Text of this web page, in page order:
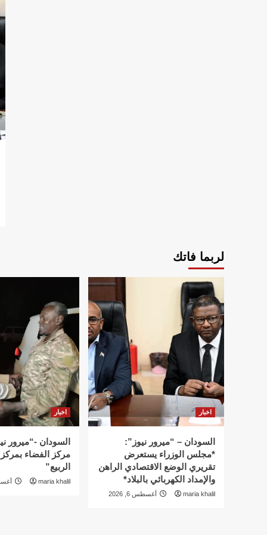
لربما فاتك
اخبار
السودان – “ميرور نيوز”:
*مجلس الوزراء يستعرض
تقريري الوضع الاقتصادي الراهن
والإمداد الكهربائي بالبلاد*
maria khalil أغسطس 6, 2026
اخبار
السودان -“ميرور
مركز الفضاء
الربيع”
maria khalil